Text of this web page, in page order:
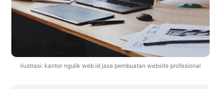
ilustrasi: kantor ngulik web id jasa pembuatan website profesional